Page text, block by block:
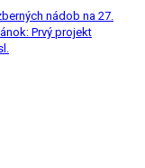
nádob na 27.
Prvý projekt